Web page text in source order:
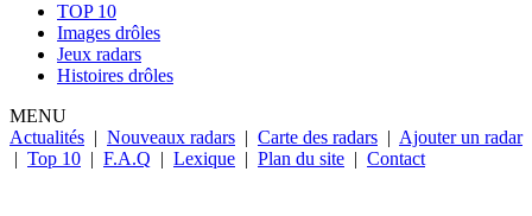
TOP 10
Images drôles
Jeux radars
Histoires drôles
MENU
Actualités | Nouveaux radars | Carte des radars | Ajouter un radar
| Top 10 | F.A.Q | Lexique | Plan du site | Contact